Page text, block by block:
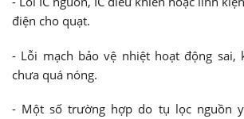
điện cho quạt.
- Lỗi mạch bảo vệ nhiệt hoạt động sai,
chưa quá nóng.
- Một số trường hợp do tụ lọc nguồn